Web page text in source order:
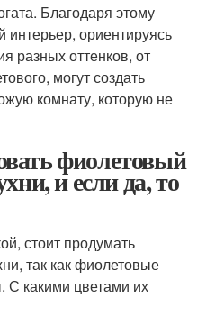
Благодаря этому
ориентируясь
разных оттенков, от
могут создать
комнату, которую не
фиолетовый
и если да, то
стоит продумать
так как фиолетовые
С какими цветами их